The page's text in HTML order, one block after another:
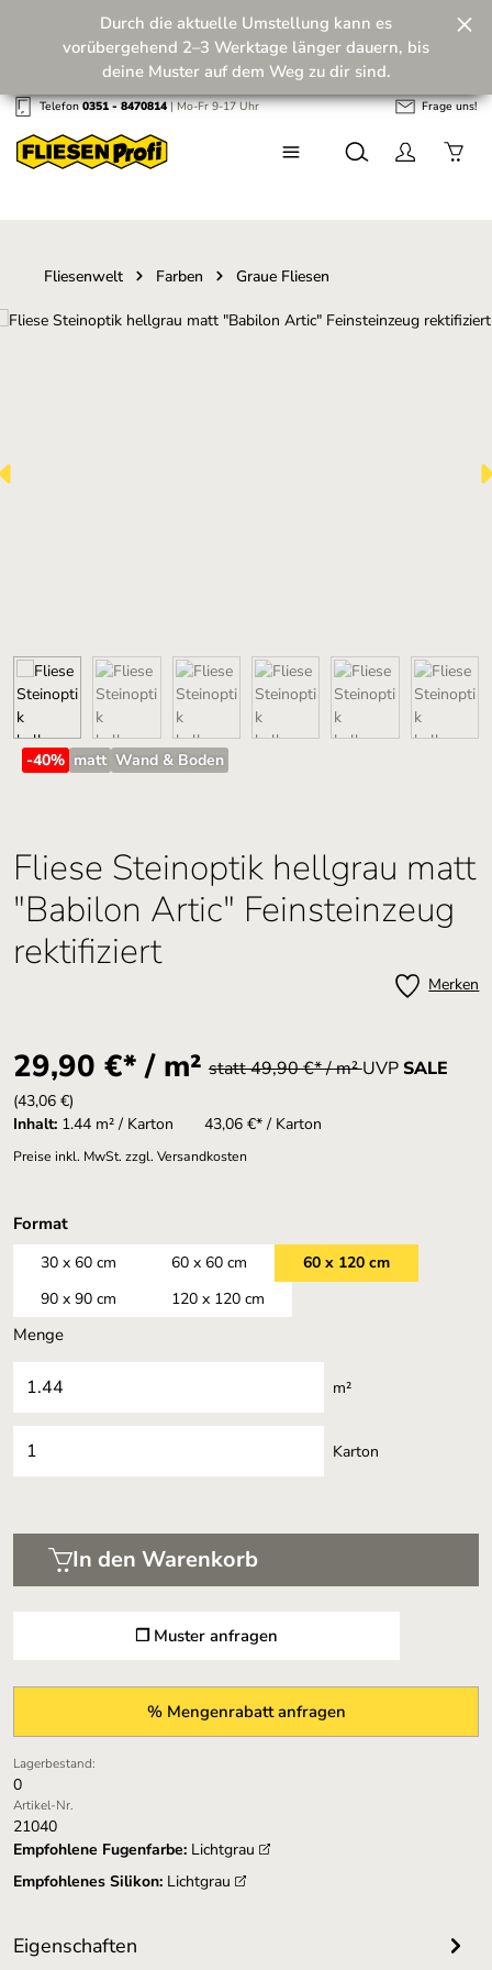
Zum Hauptinhalt springen
Zukunft! 💪
Durch die aktuelle Umstellung kann es
vorübergehend 2–3 Werktage länger dauern, bis
deine Muster auf dem Weg zu dir sind.
Telefon0351 - 8470814| Mo-Fr 9-17 Uhr Frage uns!
Fliesenwelt Farben Graue Fliesen
Bildergalerie überspringen
-40% matt Wand & Boden
Fliese Steinoptik hellgrau matt
"Babilon Artic" Feinsteinzeug
rektifiziert
Merken
29,90 €* / m² statt 49,90 €* / m²UVPSALE
(43,06 €)
Inhalt: 1.44 m² / Karton 43,06 €* / Karton
Preise inkl. MwSt. zzgl. Versandkosten
Formatauswählen
30 x 60 cm 60 x 60 cm
60 x 120 cm
90 x 90 cm
120 x 120 cm
❐ Muster anfragen
Menge
m²
Karton
In den Warenkorb
% Mengenrabatt anfragen
Lagerbestand:
0
Artikel-Nr.
21040
Empfohlene Fugenfarbe: Lichtgrau
Empfohlenes Silikon: Lichtgrau
Eigenschaften